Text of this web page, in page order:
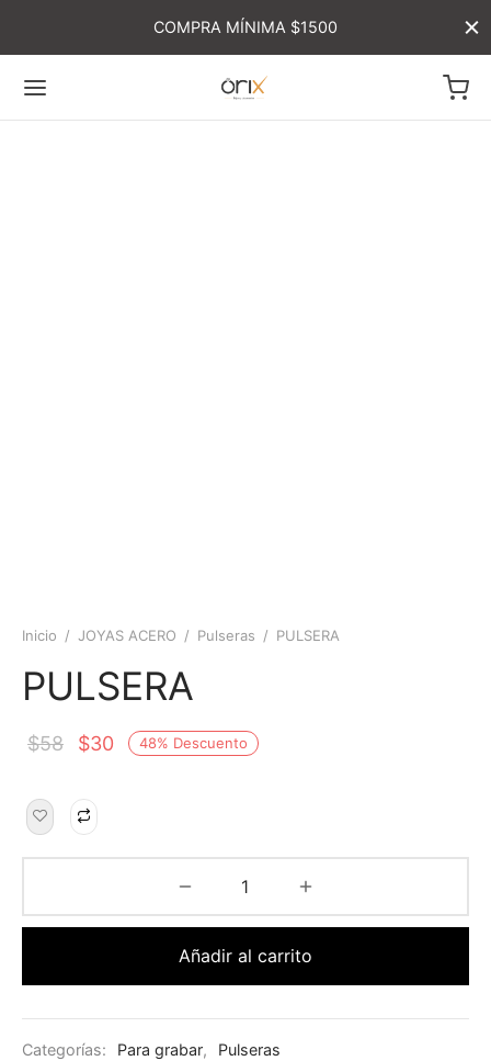
COMPRA MÍNIMA $1500
Inicio / JOYAS ACERO / Pulseras / PULSERA
PULSERA
48% Descuento
$58 $30
Añadir al carrito
Categorías: Para grabar, Pulseras